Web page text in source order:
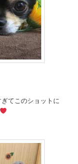
てこのショットに